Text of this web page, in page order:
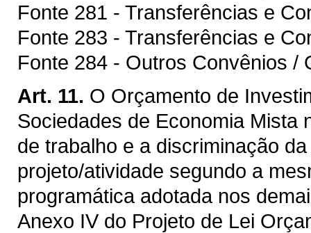
Fonte 281 - Transferências e
Fonte 283 - Transferências e
Fonte 284 - Outros Convênios /
Art. 11. O Orçamento de
Sociedades de Economia Mista
de trabalho e a discriminação
projeto/atividade segundo a
programática adotada nos
Anexo IV do Projeto de Lei